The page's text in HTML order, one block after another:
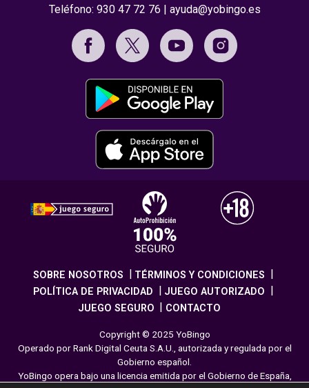
Teléfono: 930 47 72 76 | ayuda@yobingo.es
SOBRE NOSOTROS
TÉRMINOS Y CONDICIONES
POLÍTICA DE PRIVACIDAD
JUEGO AUTORIZADO
JUEGO SEGURO
CONTACTO
Copyright © 2025 YoBingo
Operado por Rank Digital Ceuta S.A.U., autorizada y regulada por el
Gobierno español.
YoBingo opera bajo una licencia emitida por el Gobierno de España,